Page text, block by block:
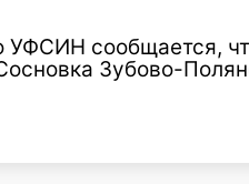
УФСИН сообщается,
Зубово-